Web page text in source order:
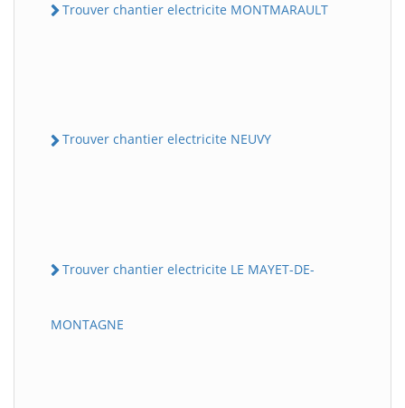
Trouver chantier electricite MONTMARAULT
Trouver chantier electricite NEUVY
Trouver chantier electricite LE MAYET-DE-
MONTAGNE